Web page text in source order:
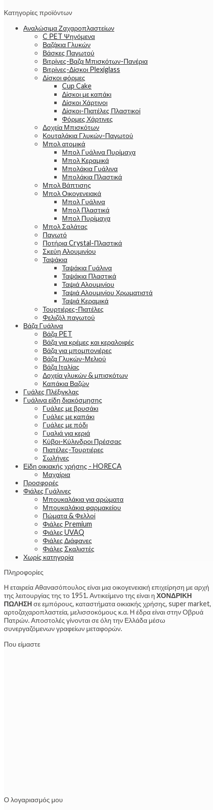
Κατηγορίες προϊόντων
Αναλώσιμα Ζαχαροπλαστείων
C PET Ψηνόμενα
Βαζάκια Γλυκών
Βάσκες Παγωτού
Βιτρίνες-Βαζα Μπισκότων-Πανέρια
Βιτρίνες-Δίσκοι Plexiglass
Δίσκοι φόρμες
Cup Cake
Δίσκοι με καπάκι
Δίσκοι Χάρτινοι
Δίσκοι-Πιατέλες Πλαστικοί
Φόρμες Χάρτινες
Δοχεία Μπισκότων
Κουταλάκια Γλυκών-Παγωτού
Μπολ ατομικά
Μπολ Γυάλινα Πυρίμαχα
Μπολ Κεραμικά
Μπολάκια Γυάλινα
Μπολάκια Πλαστικά
Μπολ Βάπτισης
Μπολ Οικογενειακά
Μπολ Γυάλινα
Μπολ Πλαστικά
Μπολ Πυρίμαχα
Μπολ Σαλάτας
Παγωτό
Ποτήρια Crystal-Πλαστικά
Σκεύη Αλουμινίου
Ταψάκια
Ταψάκια Γυάλινα
Ταψάκια Πλαστικά
Ταψιά Αλουμινίου
Ταψιά Αλουμινίου Χρωματιστά
Ταψιά Κεραμικά
Τουρτιέρες-Πιατέλες
Φελιζόλ παγωτού
Βάζα Γυάλινα
Βάζα PET
Βάζα για κρέμες και κεραλοιφές
Βάζα για μπομπονιέρες
Βάζα Γλυκών-Μελιού
Βάζα Ιταλίας
Δοχεία γλυκών & μπισκότων
Καπάκια Βαζών
Γυάλες Πλέξιγκλας
Γυάλινα είδη διακόσμησης
Γυάλες με βρυσάκι
Γυάλες με καπάκι
Γυάλες με πόδι
Γυαλιά για κεριά
Κύβοι-Κύλινδροι Πρέσσας
Πιατέλες-Τουρτιέρες
Σωλήνες
Είδη οικιακής χρήσης - HORECA
Μαχαίρια
Προσφορές
Φιάλες Γυάλινες
Μπουκαλάκια για αρώματα
Μπουκαλάκια φαρμακείου
Πώματα & Φελλοί
Φιάλες Premium
Φιάλες UVAQ
Φιάλες Διάφανες
Φιάλες Σκαλιστές
Χωρίς κατηγορία
Πληροφορίες
Η εταιρεία Αθανασόπουλος είναι μια οικογενειακή επιχείρηση με αρχή
της λειτουργίας της το 1951. Αντικείμενο της είναι η ΧΟΝΔΡΙΚΗ
ΠΩΛΗΣΗσε εμπόρους, καταστήματα οικιακής χρήσης, super market,
αρτοζαχαροπλαστεία, μελισσοκόμους κ.α. Η έδρα είναι στην Οβρυά
Πατρών. Αποστολές γίνονται σε όλη την Ελλάδα μέσω
συνεργαζόμενων γραφείων μεταφορών.
Που είμαστε
Ο λογαριασμός μου